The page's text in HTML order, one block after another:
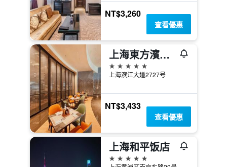
NT$3,260
查看優惠
上海東方濱江大酒店（上海國際會議中心）
5星級
上海滨江大道2727号
NT$3,433
查看優惠
上海和平饭店
5星級